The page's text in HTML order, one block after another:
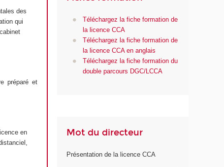
des
qui
préparé et
en
Téléchargez la fiche formation de
la licence CCA
Téléchargez la fiche formation de
la licence CCA en anglais
Téléchargez la fiche formation du
double parcours DGC/LCCA
Mot du directeur
Présentation de la licence CCA